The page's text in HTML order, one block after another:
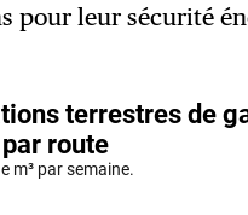
pour leur sécurité